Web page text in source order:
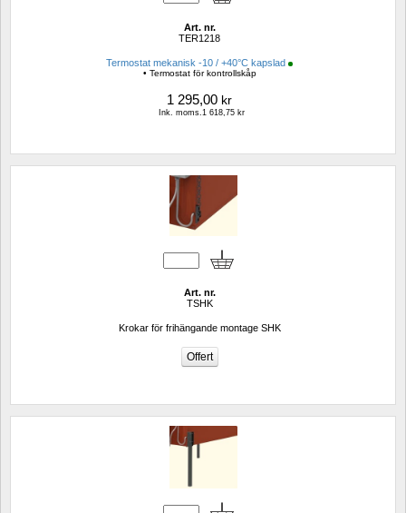
Art. nr.
TER1218
Termostat mekanisk -10 / +40°C kapslad
• Termostat för kontrollskåp
1 295,00 kr
Ink. moms.1 618,75 kr
Art. nr.
TSHK
Krokar för frihängande montage SHK